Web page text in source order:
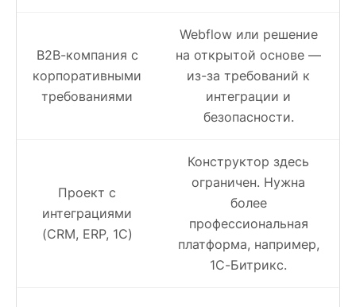
B2B-компания с
корпоративными
требованиями
Webflow или решение
на открытой основе —
из-за требований к
интеграции и
безопасности.
Проект с
интеграциями
(CRM, ERP, 1С)
Конструктор здесь
ограничен. Нужна
более
профессиональная
платформа, например,
1С-Битрикс.